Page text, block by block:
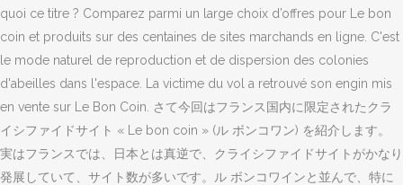
quoi ce titre ? Comparez parmi un large choix d’offres pour Le bon
coin et produits sur des centaines de sites marchands en ligne. C'est
le mode naturel de reproduction et de dispersion des colonies
d'abeilles dans l'espace. La victime du vol a retrouvé son engin mis
en vente sur Le Bon Coin. さて今回はフランス国内に限定されたクラ
イシファイドサイト « Le bon coin » (ル ボンコワン) を紹介します。
実はフランスでは、日本とは真逆で、クライシファイドサイトがかなり
発展していて、サイト数が多いです。ル ボンコワインと並んで、特に